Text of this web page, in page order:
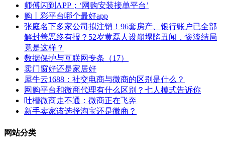
师傅闪到APP；‘网购安装接单平台’
购丨彩平台哪个最好app
张庭名下多家公司拟注销！96套房产、银行账户已全部
解封善恶终有报？52岁黄磊人设崩塌陷丑闻，惨淡结局
竟是这样？
数据保护与互联网专条（17）
卖门窗好还是家居好
犀牛云1688：社交电商与微商的区别是什么？
网购平台和微商代理有什么区别？七人模式告诉你
吐槽微商走不通：微商正在飞奔
新手卖家该选择淘宝还是微商？
网站分类